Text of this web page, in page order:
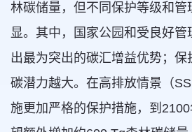
林碳储量，但不同保护等级和管
显。其中，国家公园和受良好管
出最为突出的碳汇增益优势；保
碳潜力越大。在高排放情景（
施更加严格的保护措施，到